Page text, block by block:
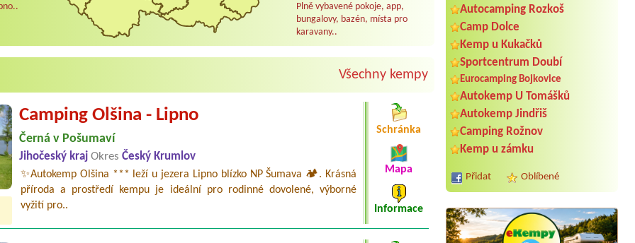
Autocamping Rozkoš
Camp Dolce
Kemp u Kukačků
Sportcentrum Doubí
Eurocamping Bojkovice
Autokemp U Tomášků
Autokemp Jindřiš
Camping Rožnov
Kemp u zámku
Přidat Oblíbené
Plně vybavené pokoje, app,
bungalovy, bazén, místa pro
karavany..
Všechny kempy
Camping Olšina - Lipno
Černá v Pošumaví
Jihočeský krajOkres Český Krumlov
✨Autokemp Olšina *** leží u jezera Lipno blízko NP Šumava 🏕️. Krásná
příroda a prostředí kempu je ideální pro rodinné dovolené, výborné
vyžití pro..
Schránka
Mapa
Informace